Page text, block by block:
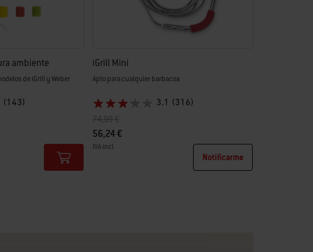
ambiente
de iGrill y Weber
(143)
iGrill Mini
Apto para cualquier barbacoa
3.1 (316)
Precio rebajado de
74,99 €a
56,24 €
IVA incl.
Notificarme